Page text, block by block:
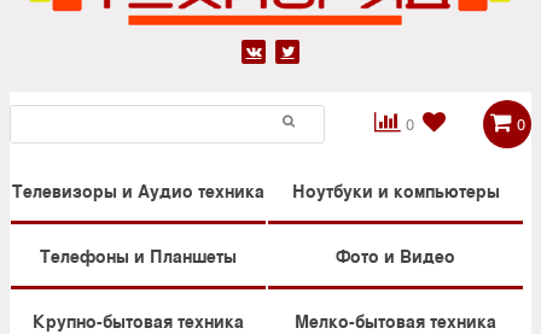
 
0

 0
Телевизоры и Аудио техника Ноутбуки и компьютеры
Телефоны и Планшеты Фото и Видео
Крупно-бытовая техника Мелко-бытовая техника